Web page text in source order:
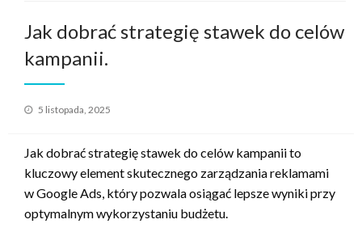
Jak dobrać strategię stawek do celów
kampanii.
Opublikowane
5 listopada, 2025
Jak dobrać strategię stawek do celów kampanii to
kluczowy element skutecznego zarządzania reklamami
w Google Ads, który pozwala osiągać lepsze wyniki przy
optymalnym wykorzystaniu budżetu.